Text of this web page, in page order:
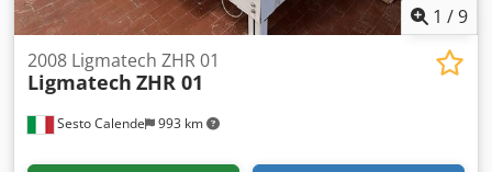
1 /9
Sesto Calende 993 km
2008 Ligmatech ZHR 01
Ligmatech ZHR 01